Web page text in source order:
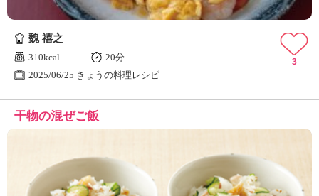
魏 禧之
310kcal
20分
2025/06/25 きょうの料理レシピ
3
干物の混ぜご飯